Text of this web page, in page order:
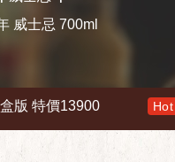
威士忌 700ml
特價13900 響